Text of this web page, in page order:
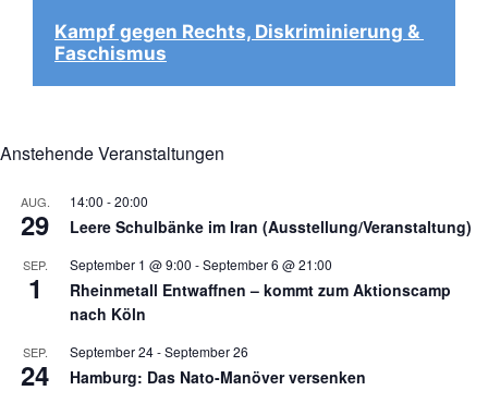
Kampf gegen Rechts, Diskriminierung &
Faschismus
Anstehende Veranstaltungen
AUG.
29
14:00 -20:00
Leere Schulbänke im Iran (Ausstellung/Veranstaltung)
SEP.
1
September 1 @ 9:00 -September 6 @ 21:00
Rheinmetall Entwaffnen – kommt zum Aktionscamp
nach Köln
SEP.
24
September 24-September 26
Hamburg: Das Nato-Manöver versenken